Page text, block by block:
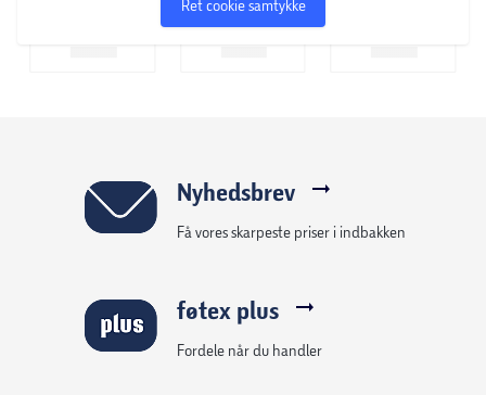
Ret cookie samtykke
Nyhedsbrev
Få vores skarpeste priser i indbakken
føtex plus
Fordele når du handler